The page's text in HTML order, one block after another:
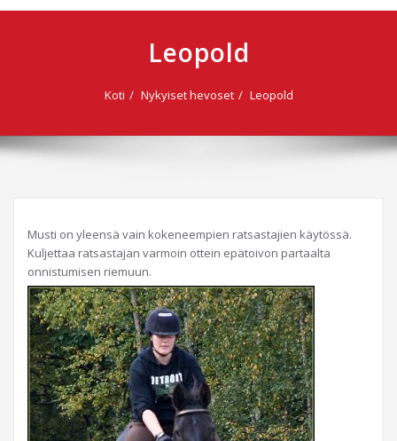
Leopold
Koti Nykyiset hevoset Leopold
Musti on yleensä vain kokeneempien ratsastajien käytössä.
Kuljettaa ratsastajan varmoin ottein epätoivon partaalta
onnistumisen riemuun.